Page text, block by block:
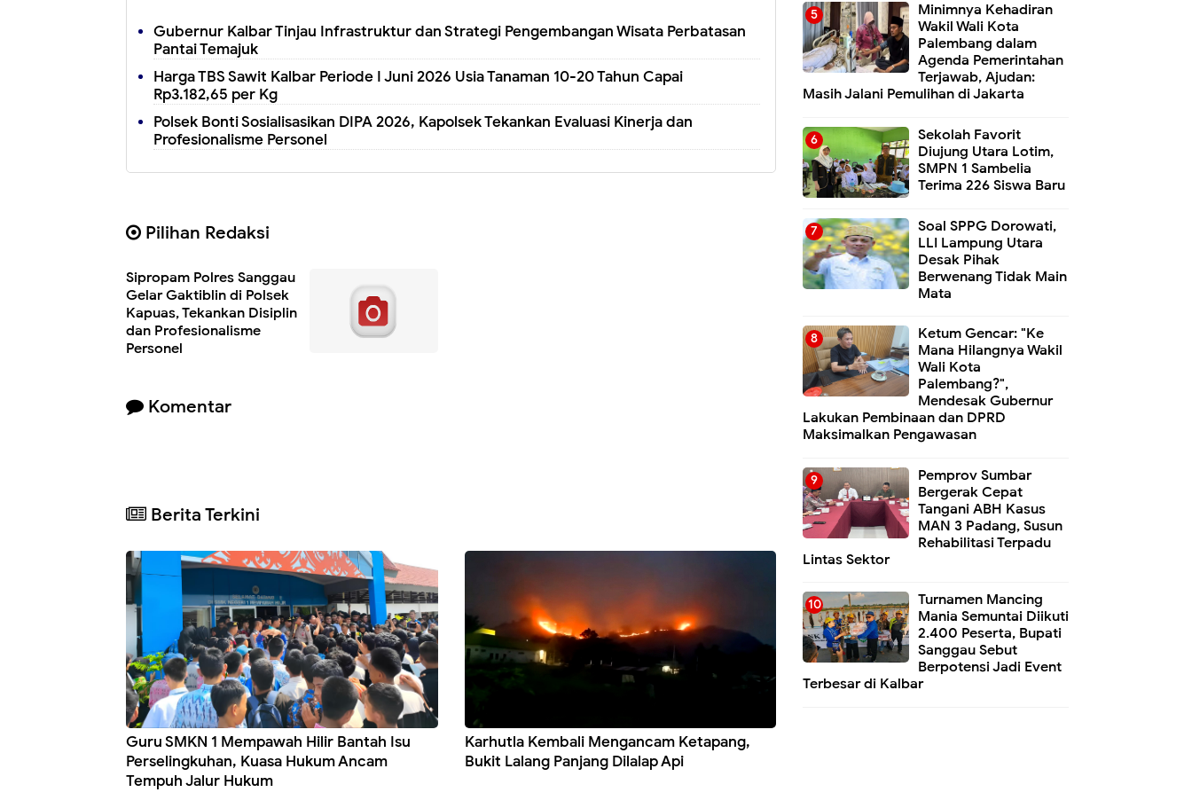
Gubernur Kalbar Tinjau Infrastruktur dan Strategi Pengembangan Wisata Perbatasan
Pantai Temajuk
Harga TBS Sawit Kalbar Periode I Juni 2026 Usia Tanaman 10-20 Tahun Capai
Rp3.182,65 per Kg
Polsek Bonti Sosialisasikan DIPA 2026, Kapolsek Tekankan Evaluasi Kinerja dan
Profesionalisme Personel
Pilihan Redaksi
Sipropam Polres Sanggau
Gelar Gaktiblin di Polsek
Kapuas, Tekankan Disiplin
dan Profesionalisme
Personel
Komentar
Berita Terkini
Guru SMKN 1 Mempawah Hilir Bantah Isu
Perselingkuhan, Kuasa Hukum Ancam
Tempuh Jalur Hukum
Karhutla Kembali Mengancam Ketapang,
Bukit Lalang Panjang Dilalap Api
Minimnya Kehadiran
Wakil Wali Kota
Palembang dalam
Agenda Pemerintahan
Terjawab, Ajudan:
Masih Jalani Pemulihan di Jakarta
Sekolah Favorit
Diujung Utara Lotim,
SMPN 1 Sambelia
Terima 226 Siswa Baru ‎
Soal SPPG Dorowati,
LLI Lampung Utara
Desak Pihak
Berwenang Tidak Main
Mata
Ketum Gencar: "Ke
Mana Hilangnya Wakil
Wali Kota
Palembang?",
Mendesak Gubernur
Lakukan Pembinaan dan DPRD
Maksimalkan Pengawasan
Pemprov Sumbar
Bergerak Cepat
Tangani ABH Kasus
MAN 3 Padang, Susun
Rehabilitasi Terpadu
Lintas Sektor
Turnamen Mancing
Mania Semuntai Diikuti
2.400 Peserta, Bupati
Sanggau Sebut
Berpotensi Jadi Event
Terbesar di Kalbar